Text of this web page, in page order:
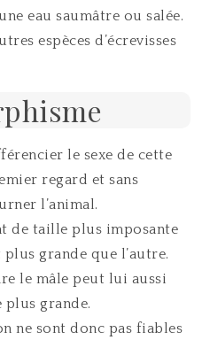
eau saumâtre ou salée.
espèces d’écrevisses
le sexe de cette
regard et sans
l’animal.
de taille plus imposante
plus grande que l’autre.
le mâle peut lui aussi
plus grande.
ne sont donc pas fiables